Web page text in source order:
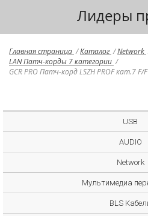
Лидеры
Главная страница /Каталог /Network
LAN Патч-корды 7 категории /
GCR PRO Патч-корд LSZH PROF кат.7 F/
USB
AUDIO
Network
Мультимедиа
BLS